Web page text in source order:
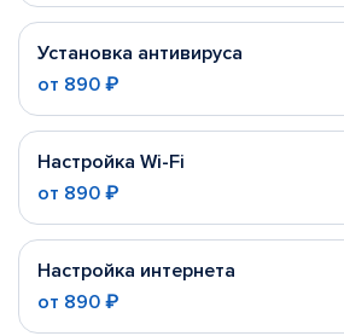
Установка антивируса
от 890 ₽
Настройка Wi-Fi
от 890 ₽
Настройка интернета
от 890 ₽